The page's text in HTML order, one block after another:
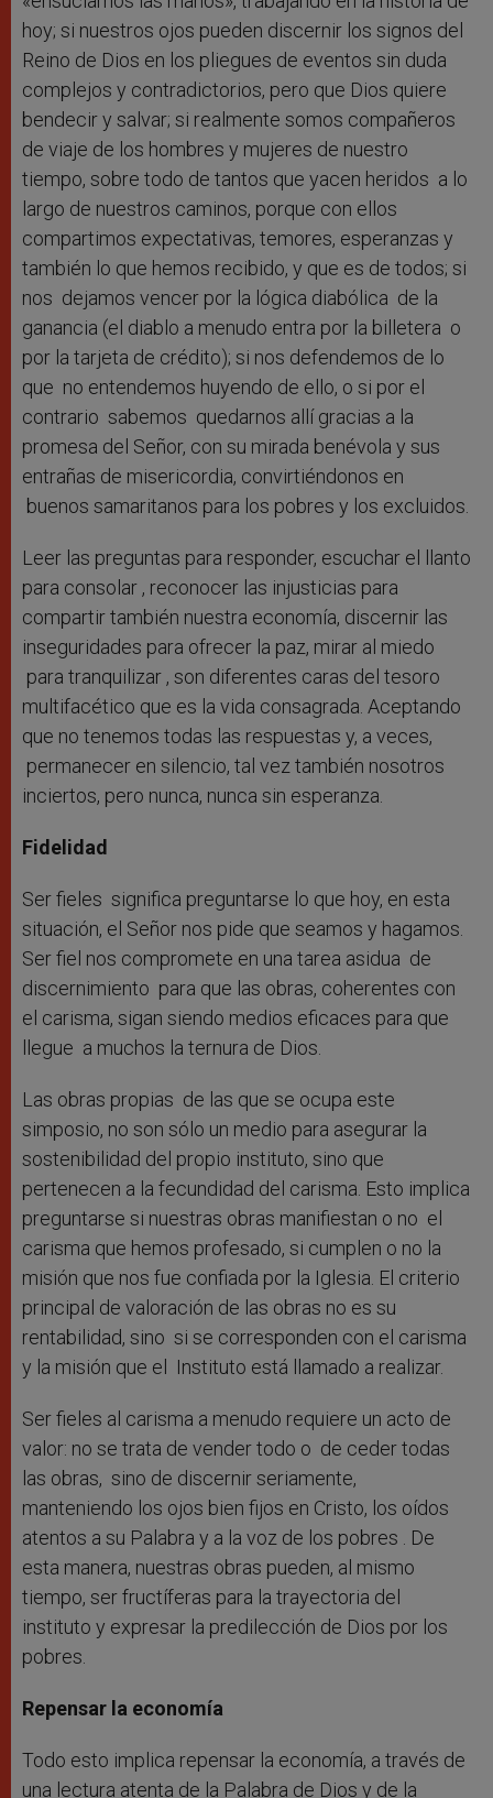
hoy; si nuestros ojos pueden discernir los signos del
Reino de Dios en los pliegues de eventos sin duda
complejos y contradictorios, pero que Dios quiere
bendecir y salvar; si realmente somos compañeros
de viaje de los hombres y mujeres de nuestro
tiempo, sobre todo de tantos que yacen heridos a lo
largo de nuestros caminos, porque con ellos
compartimos expectativas, temores, esperanzas y
también lo que hemos recibido, y que es de todos; si
nos dejamos vencer por la lógica diabólica de la
ganancia (el diablo a menudo entra por la billetera o
por la tarjeta de crédito); si nos defendemos de lo
que no entendemos huyendo de ello, o si por el
contrario sabemos quedarnos allí gracias a la
promesa del Señor, con su mirada benévola y sus
entrañas de misericordia, convirtiéndonos en
buenos samaritanos para los pobres y los excluidos.
Leer las preguntas para responder, escuchar el llanto
para consolar , reconocer las injusticias para
compartir también nuestra economía, discernir las
inseguridades para ofrecer la paz, mirar al miedo
para tranquilizar , son diferentes caras del tesoro
multifacético que es la vida consagrada. Aceptando
que no tenemos todas las respuestas y, a veces,
permanecer en silencio, tal vez también nosotros
inciertos, pero nunca, nunca sin esperanza.
Fidelidad
Ser fieles significa preguntarse lo que hoy, en esta
situación, el Señor nos pide que seamos y hagamos.
Ser fiel nos compromete en una tarea asidua de
discernimiento para que las obras, coherentes con
el carisma, sigan siendo medios eficaces para que
llegue a muchos la ternura de Dios.
Las obras propias de las que se ocupa este
simposio, no son sólo un medio para asegurar la
sostenibilidad del propio instituto, sino que
pertenecen a la fecundidad del carisma. Esto implica
preguntarse si nuestras obras manifiestan o no el
carisma que hemos profesado, si cumplen o no la
misión que nos fue confiada por la Iglesia. El criterio
principal de valoración de las obras no es su
rentabilidad, sino si se corresponden con el carisma
y la misión que el Instituto está llamado a realizar.
Ser fieles al carisma a menudo requiere un acto de
valor: no se trata de vender todo o de ceder todas
las obras, sino de discernir seriamente,
manteniendo los ojos bien fijos en Cristo, los oídos
atentos a su Palabra y a la voz de los pobres . De
esta manera, nuestras obras pueden, al mismo
tiempo, ser fructíferas para la trayectoria del
instituto y expresar la predilección de Dios por los
pobres.
Repensar la economía
Todo esto implica repensar la economía, a través de
una lectura atenta de la Palabra de Dios y de la